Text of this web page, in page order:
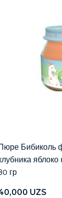
Бибиколь
гр
UZS